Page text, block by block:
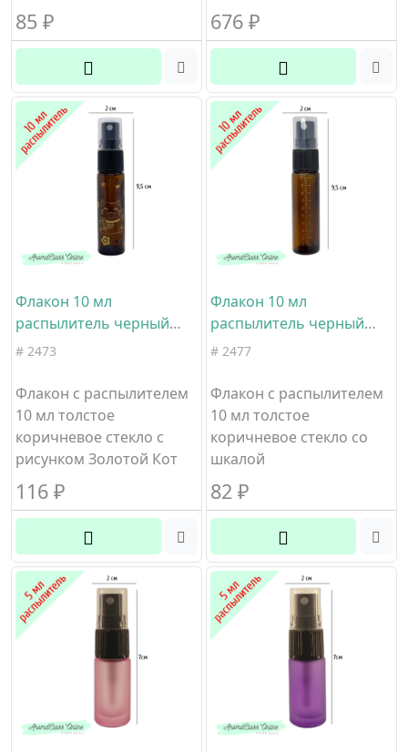
85 ₽ 676 ₽
Флакон 10 мл
распылитель черный
ребристый коричневое
# 2473
Флакон с распылителем
10 мл толстое
коричневое стекло с
рисунком Золотой Кот
116 ₽
Флакон 10 мл
распылитель черный
ребристый коричневое
# 2477
Флакон с распылителем
10 мл толстое
коричневое стекло со
шкалой
82 ₽